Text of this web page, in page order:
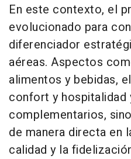
En este contexto, el
evolucionado para
diferenciador
aéreas. Aspectos
alimentos y bebidas,
confort y hospitalidad
complementarios,
de manera directa en
calidad y la